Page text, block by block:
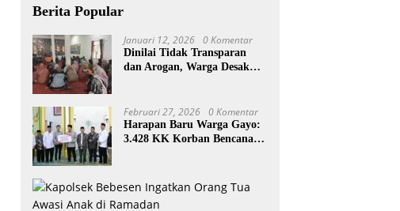
Berita Popular
Januari 12, 2026 0 Komentar
Dinilai Tidak Transparan
dan Arogan, Warga Desak
Februari 27, 2026 0 Komentar
Harapan Baru Warga Gayo:
3.428 KK Korban Bencana